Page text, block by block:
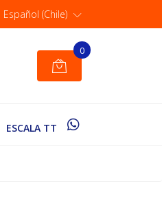
Español (Chile)
0
ESCALA TT